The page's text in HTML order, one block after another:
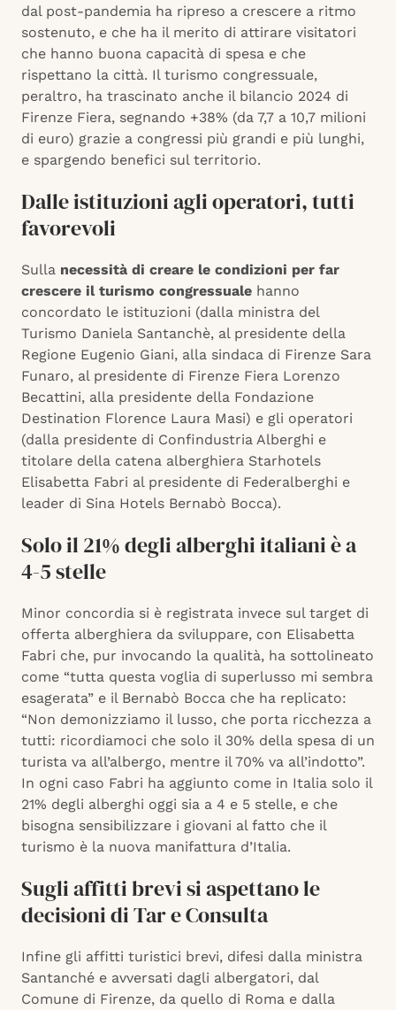
dal post-pandemia ha ripreso a crescere a ritmo
sostenuto, e che ha il merito di attirare visitatori
che hanno buona capacità di spesa e che
rispettano la città. Il turismo congressuale,
peraltro, ha trascinato anche il bilancio 2024 di
Firenze Fiera, segnando +38% (da 7,7 a 10,7 milioni
di euro) grazie a congressi più grandi e più lunghi,
e spargendo benefici sul territorio.
Dalle istituzioni agli operatori, tutti
favorevoli
Sulla necessità di creare le condizioni per far
crescere il turismo congressuale hanno
concordato le istituzioni (dalla ministra del
Turismo Daniela Santanchè, al presidente della
Regione Eugenio Giani, alla sindaca di Firenze Sara
Funaro, al presidente di Firenze Fiera Lorenzo
Becattini, alla presidente della Fondazione
Destination Florence Laura Masi) e gli operatori
(dalla presidente di Confindustria Alberghi e
titolare della catena alberghiera Starhotels
Elisabetta Fabri al presidente di Federalberghi e
leader di Sina Hotels Bernabò Bocca).
Solo il 21% degli alberghi italiani è a
4-5 stelle
Minor concordia si è registrata invece sul target di
offerta alberghiera da sviluppare, con Elisabetta
Fabri che, pur invocando la qualità, ha sottolineato
come “tutta questa voglia di superlusso mi sembra
esagerata” e il Bernabò Bocca che ha replicato:
“Non demonizziamo il lusso, che porta ricchezza a
tutti: ricordiamoci che solo il 30% della spesa di un
turista va all’albergo, mentre il 70% va all’indotto”.
In ogni caso Fabri ha aggiunto come in Italia solo il
21% degli alberghi oggi sia a 4 e 5 stelle, e che
bisogna sensibilizzare i giovani al fatto che il
turismo è la nuova manifattura d’Italia.
Sugli affitti brevi si aspettano le
decisioni di Tar e Consulta
Infine gli affitti turistici brevi, difesi dalla ministra
Santanché e avversati dagli albergatori, dal
Comune di Firenze, da quello di Roma e dalla